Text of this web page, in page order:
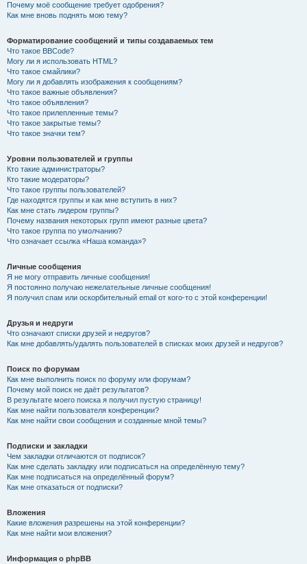
Почему моё сообщение требует одобрения?
Как мне вновь поднять мою тему?
Форматирование сообщений и типы создаваемых тем
Что такое BBCode?
Могу ли я использовать HTML?
Что такое смайлики?
Могу ли я добавлять изображения к сообщениям?
Что такое важные объявления?
Что такое объявления?
Что такое прилепленные темы?
Что такое закрытые темы?
Что такое значки тем?
Уровни пользователей и группы
Кто такие администраторы?
Кто такие модераторы?
Что такое группы пользователей?
Где находятся группы и как мне вступить в них?
Как мне стать лидером группы?
Почему названия некоторых групп имеют разные цвета?
Что такое группа по умолчанию?
Что означает ссылка «Наша команда»?
Личные сообщения
Я не могу отправить личные сообщения!
Я постоянно получаю нежелательные личные сообщения!
Я получил спам или оскорбительный email от кого-то с этой конференции!
Друзья и недруги
Что означают списки друзей и недругов?
Как мне добавлять/удалять пользователей в списках моих друзей и недругов?
Поиск по форумам
Как мне выполнить поиск по форуму или форумам?
Почему мой поиск не даёт результатов?
В результате моего поиска я получил пустую страницу!
Как мне найти пользователя конференции?
Как мне найти свои сообщения и созданные мной темы?
Подписки и закладки
Чем закладки отличаются от подписок?
Как мне сделать закладку или подписаться на определённую тему?
Как мне подписаться на определённый форум?
Как мне отказаться от подписки?
Вложения
Какие вложения разрешены на этой конференции?
Как мне найти мои вложения?
Информация о phpBB